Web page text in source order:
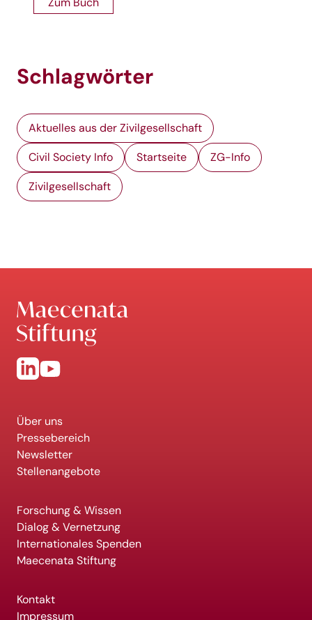
Schlagwörter
Aktuelles aus der Zivilgesellschaft
Civil Society Info Startseite ZG-Info
Zivilgesellschaft
Über uns
Pressebereich
Newsletter
Stellenangebote
Forschung & Wissen
Dialog & Vernetzung
Internationales Spenden
Maecenata Stiftung
Kontakt
Impressum